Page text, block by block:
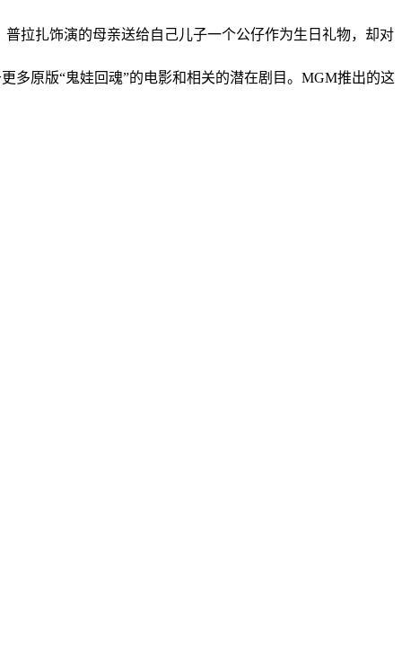
拉扎饰演的母亲送给自己儿子一个公仔作为生日礼物，却对
多原版“鬼娃回魂”的电影和相关的潜在剧目。MGM推出的这